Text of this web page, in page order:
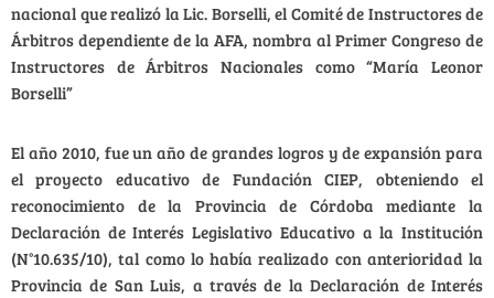
nacional que realizó la Lic. Borselli, el Comité de Instructores de
Árbitros dependiente de la AFA, nombra al Primer Congreso de
Instructores de Árbitros Nacionales como “María Leonor
Borselli”
El año 2010, fue un año de grandes logros y de expansión para
el proyecto educativo de Fundación CIEP, obteniendo el
reconocimiento de la Provincia de Córdoba mediante la
Declaración de Interés Legislativo Educativo a la Institución
(N°10.635/10), tal como lo había realizado con anterioridad la
Provincia de San Luis, a través de la Declaración de Interés